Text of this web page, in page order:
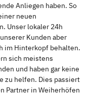
Anliegen haben. So
neuen
Unser lokaler 24h
Kunden aber
im Hinterkopf behalten.
sich meistens
und haben gar keine
zu helfen. Dies passiert
Partner in Weiherhöfen